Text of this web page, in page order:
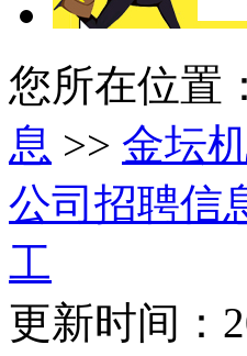
您所在位置：
息 >> 金坛
公司招聘信
工
更新时间：